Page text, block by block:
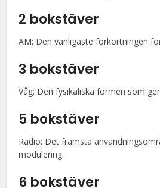
2 bokstäver
AM: Den vanligaste förkortningen
3 bokstäver
Våg: Den fysikaliska formen som
5 bokstäver
Radio: Det främsta
modulering.
6 bokstäver